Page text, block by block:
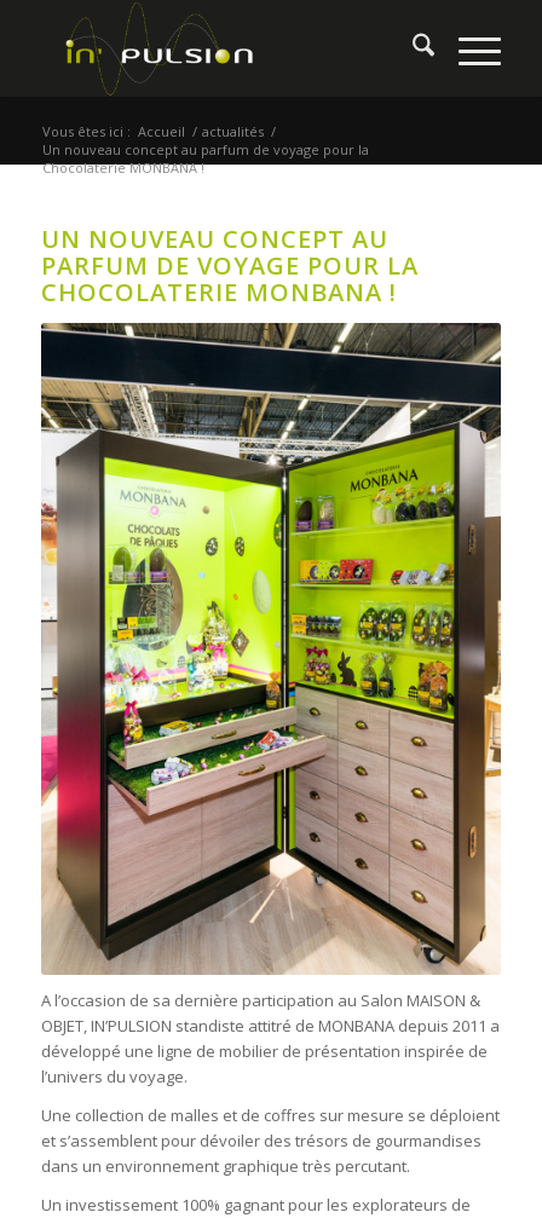
Vous êtes ici : Accueil / actualités /
Un nouveau concept au parfum de voyage pour la
Chocolaterie MONBANA !
UN NOUVEAU CONCEPT AU
PARFUM DE VOYAGE POUR LA
CHOCOLATERIE MONBANA !
A l’occasion de sa dernière participation au Salon MAISON &
OBJET, IN’PULSION standiste attitré de MONBANA depuis 2011 a
développé une ligne de mobilier de présentation inspirée de
l’univers du voyage.
Une collection de malles et de coffres sur mesure se déploient
et s’assemblent pour dévoiler des trésors de gourmandises
dans un environnement graphique très percutant.
Un investissement 100% gagnant pour les explorateurs de